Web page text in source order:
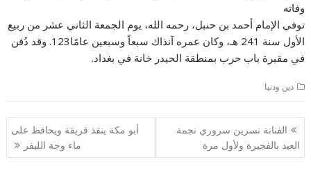
وفاته
توفي الإمام أحمد بن حنبل، رحمه الله، يوم الجمعة الثاني عشر من ربيع
الأول سنة 241 هـ، وكان عمره آنذاك سبعاً وسبعين عامًا123. وقد دُفن
في مقبرة باب حرب بمنطقة الحيدر خانة في بغداد.
دين ودنيا
تصفّح
المقالات
الفنانة نسرين سروري نجمة
العيد بالفجيرة ولأول مرة
أبو مكة ينقذ فريقة ويحافظ على
ماء وجة الليفر